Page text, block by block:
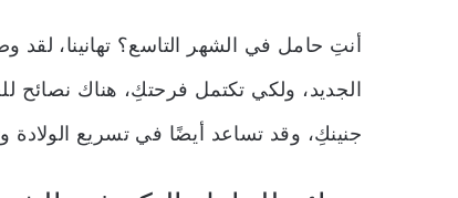
أنتِ حامل في الشهر التاسع؟ تهانينا،
الجديد، ولكي تكتمل فرحتكِ، هناك
جنينكِ، وقد تساعد أيضًا في تسريع الولادة